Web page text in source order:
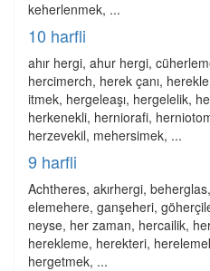
keherlenmek, ...
10 harfli
ahır hergi, ahur hergi,
hercimerch, herek çanı,
itmek, hergeleaşı, hergelelik,
herkenekli, herniorafi,
herzevekil, mehersimek, ...
9 harfli
Achtheres, akırhergi,
elemehere, ganşeheri,
neyse, her zaman, hercailik,
herekleme, herekteri,
hergetmek, ...